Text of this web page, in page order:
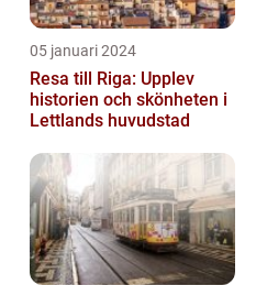
05 januari 2024
Resa till Riga: Upplev
historien och skönheten i
Lettlands huvudstad